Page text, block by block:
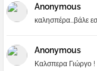
Anonymous
καλησπέρα...βάλε
Anonymous
Καλσπερα Γιώργο !